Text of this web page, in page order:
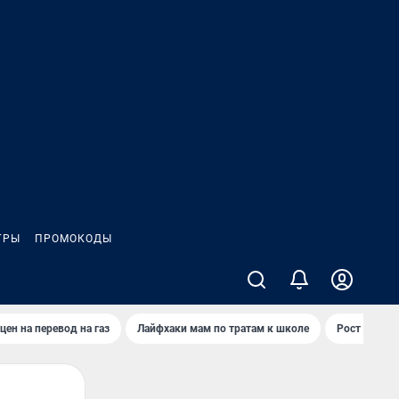
ПРОМОКОДЫ
на перевод на газ Лайфхаки мам по тратам к школе Рост цен на